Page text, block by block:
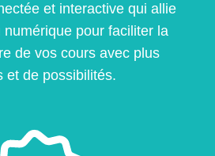
et interactive qui allie
numérique pour faciliter la
de vos cours avec plus
et de possibilités.